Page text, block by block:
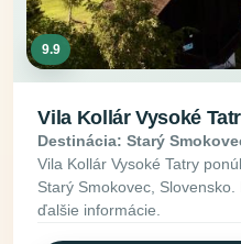
9.9
Vila Kollár Vysoké
Destinácia: Starý
Vila Kollár Vysoké Tatry
Starý Smokovec,
ďalšie informácie.